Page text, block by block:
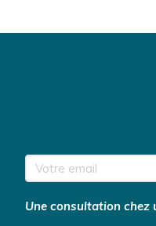
Votre email
Une consultation chez